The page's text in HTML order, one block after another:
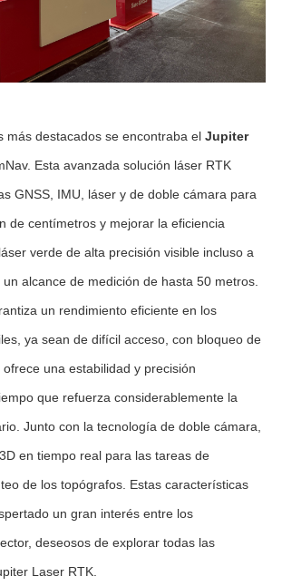
más destacados se encontraba elJupiter
Esta avanzada solución láser RTK
GNSS, IMU, láser y de doble cámara para
de centímetros y mejorar la eficiencia
verde de alta precisión visible incluso a
alcance de medición de hasta 50 metros.
un rendimiento eficiente en los
ya sean de difícil acceso, con bloqueo de
una estabilidad y precisión
que refuerza considerablemente la
Junto con la tecnología de doble cámara,
en tiempo real para las tareas de
de los topógrafos. Estas características
un gran interés entre los
deseosos de explorar todas las
Laser RTK.